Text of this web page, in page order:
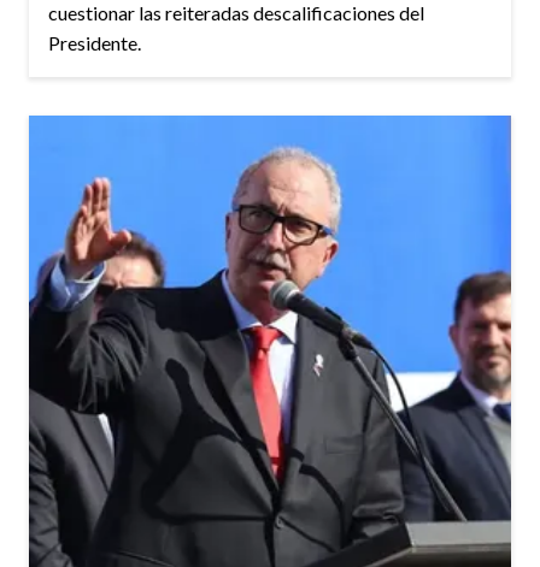
cuestionar las reiteradas descalificaciones del
Presidente.